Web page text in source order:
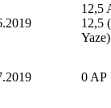
12,5
12,5
Yaze)
0 AP